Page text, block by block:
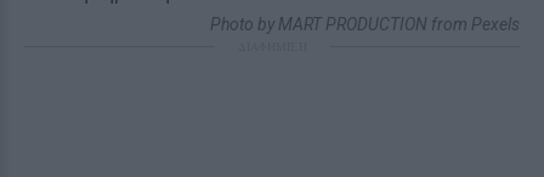
Photo by MART PRODUCTION from Pexels